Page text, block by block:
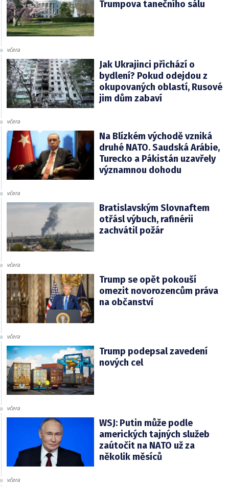
Trumpova tanečního sálu
včera
Jak Ukrajinci přichází o
bydlení? Pokud odejdou z
okupovaných oblastí, Rusové
jim dům zabaví
včera
Na Blízkém východě vzniká
druhé NATO. Saudská Arábie,
Turecko a Pákistán uzavřely
významnou dohodu
včera
Bratislavským Slovnaftem
otřásl výbuch, rafinérii
zachvátil požár
včera
Trump se opět pokouší
omezit novorozencům práva
na občanství
včera
Trump podepsal zavedení
nových cel
včera
WSJ: Putin může podle
amerických tajných služeb
zaútočit na NATO už za
několik měsíců
včera